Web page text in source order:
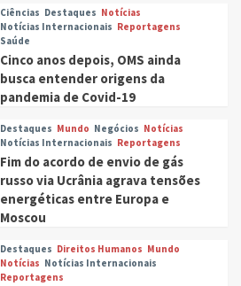
Ciências Destaques Notícias
Notícias Internacionais Reportagens
Saúde
Cinco anos depois, OMS ainda
busca entender origens da
pandemia de Covid-19
Destaques Mundo Negócios Notícias
Notícias Internacionais Reportagens
Fim do acordo de envio de gás
russo via Ucrânia agrava tensões
energéticas entre Europa e
Moscou
Destaques Direitos Humanos Mundo
Notícias Notícias Internacionais
Reportagens